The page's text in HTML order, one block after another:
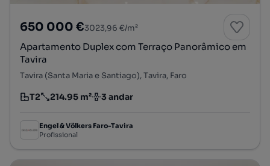
650 000 €3023,96 €/m²
Apartamento Duplex com Terraço Panorâmico em
Tavira
Tavira (Santa Maria e Santiago), Tavira, Faro
Tipologia
T2
Preço por metro quadrado
214.95 m²
Andar 3 andar
Engel & Völkers Faro-Tavira
Profissional